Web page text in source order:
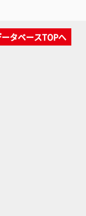
タベースTOPへ